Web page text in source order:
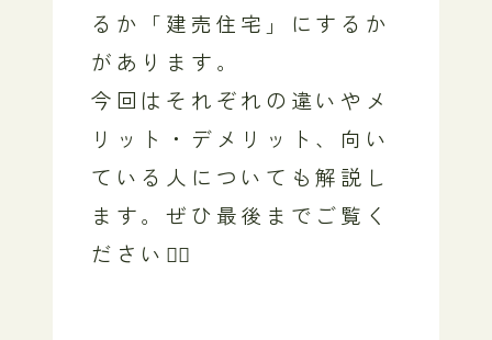
るか「建売住宅」にするか
があります。
今回はそれぞれの違いやメ
リット・デメリット、向い
ている人についても解説し
ます。ぜひ最後までご覧く
ださい💁‍♀️